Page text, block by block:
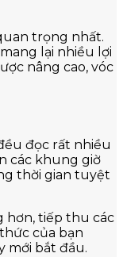
trọng nhất.
lại nhiều lợi
nâng cao, vóc
đọc rất nhiều
các khung giờ
thời gian tuyệt
hơn, tiếp thu các
của bạn
mới bắt đầu.